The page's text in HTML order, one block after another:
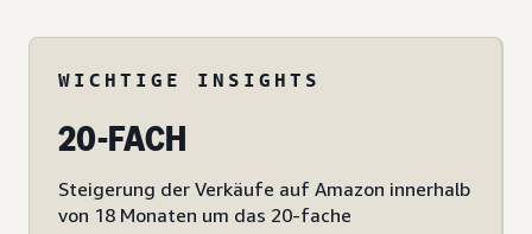
WICHTIGE INSIGHTS
20-FACH
Steigerung der Verkäufe auf Amazon innerhalb
von 18 Monaten um das 20-fache